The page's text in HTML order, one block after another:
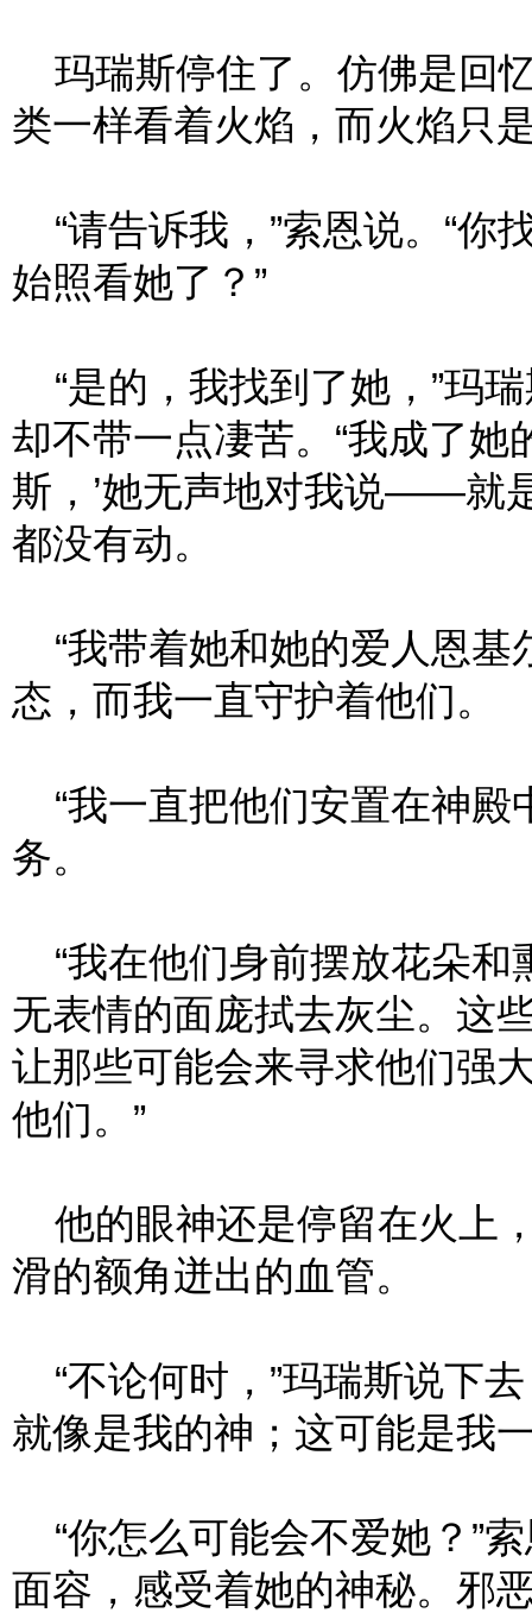
玛瑞斯停住了。仿佛是回
类一样看着火焰，而火焰只
“请告诉我，”索恩说。“你
始照看她了？”
“是的，我找到了她，”玛
却不带一点凄苦。“我成了她
斯，’她无声地对我说——就
都没有动。
“我带着她和她的爱人恩基
态，而我一直守护着他们。
“我一直把他们安置在神殿
务。
“我在他们身前摆放花朵和
无表情的面庞拭去灰尘。这
让那些可能会来寻求他们强
他们。”
他的眼神还是停留在火上
滑的额角迸出的血管。
“不论何时，”玛瑞斯说下
就像是我的神；这可能是我
“你怎么可能会不爱她？”
面容，感受着她的神秘。邪